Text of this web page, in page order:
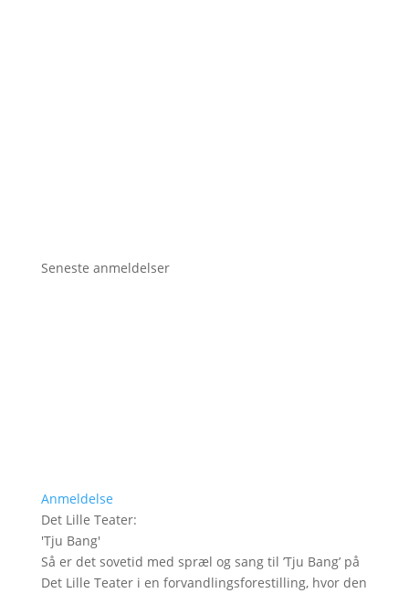
Seneste anmeldelser
Anmeldelse
Det Lille Teater:
'Tju Bang'
Så er det sovetid med spræl og sang til ’Tju Bang’ på
Det Lille Teater i en forvandlingsforestilling, hvor den